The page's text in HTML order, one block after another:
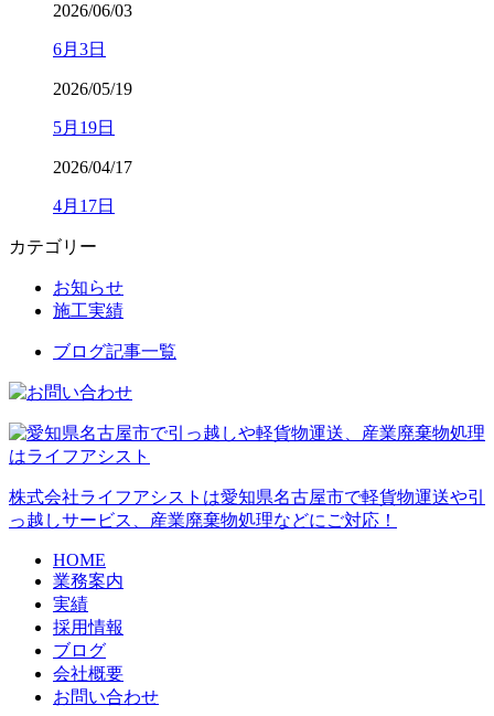
2026/06/03
6月3日
2026/05/19
5月19日
2026/04/17
4月17日
カテゴリー
お知らせ
施工実績
ブログ記事一覧
株式会社ライフアシストは愛知県名古屋市で軽貨物運送や引
っ越しサービス、産業廃棄物処理などにご対応！
HOME
業務案内
実績
採用情報
ブログ
会社概要
お問い合わせ